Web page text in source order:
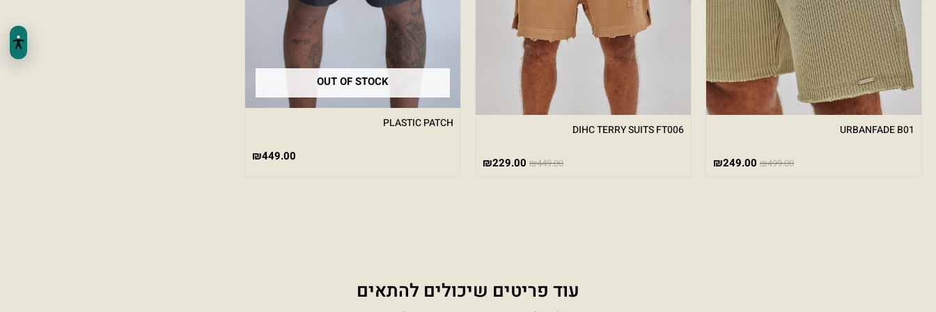
URBANFADE B01
₪499.00
₪249.00
DIHC TERRY SUITS FT006
₪449.00
₪229.00
OUT OF STOCK
PLASTIC PATCH
₪449.00
עוד פריטים שיכולים להתאים